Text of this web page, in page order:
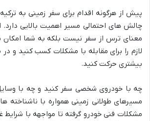
پیش از هرگونه اقدام برای سفر زمینی به
چالش های احتمالی مسیر اهمیت بالایی
معنای ترس از سفر نیست بلکه به شما
لازم را برای مقابله با مشکلات کسب کنید و
بیشتری حرکت کنید.
چه با خودروی شخصی سفر کنید و چه با
مسیرهای طولانی زمینی همواره با ناشناخته
مشکلات فنی خودرو گرفته تا مواجهه با